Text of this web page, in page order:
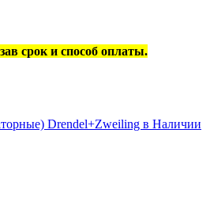
срок и способ оплаты.
Drendel+Zweiling в Наличии